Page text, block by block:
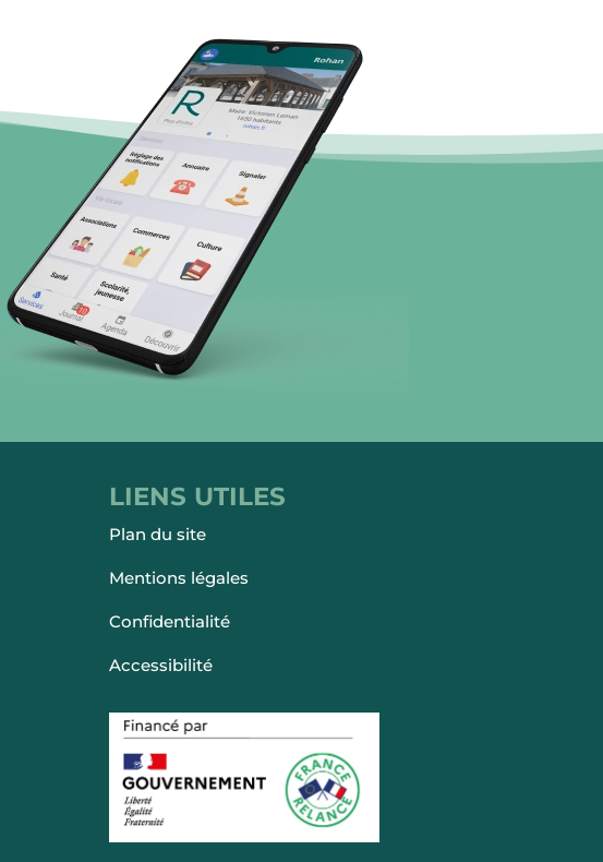
LIENS UTILES
Plan du site
Mentions légales
Confidentialité
Accessibilité